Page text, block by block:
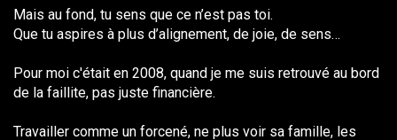
Mais au fond, tu sens que ce n’est pas toi.
Que tu aspires à plus d’alignement, de joie, de sens…
Pour moi c'était en 2008, quand je me suis retrouvé au bord
de la faillite, pas juste financière.
Travailler comme un forcené, ne plus voir sa famille, les